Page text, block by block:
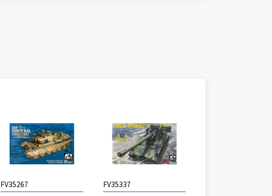
FV35267 FV35337